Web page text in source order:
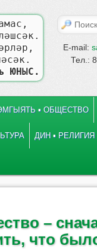
ЮНЫС.
E-mail:
Тел.:
▪ ОБЩЕСТВО
ДИН ▪ РЕЛИГИЯ
–
что